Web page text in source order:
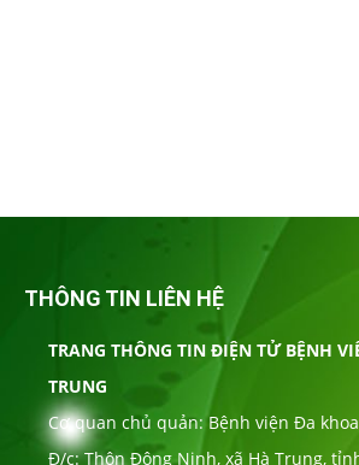
THÔNG TIN LIÊN HỆ
TRANG THÔNG TIN ĐIỆN TỬ BỆNH
TRUNG
Cơ quan chủ quản: Bệnh viện Đa
Đ/c: Thôn Đông Ninh, xã Hà Trung,